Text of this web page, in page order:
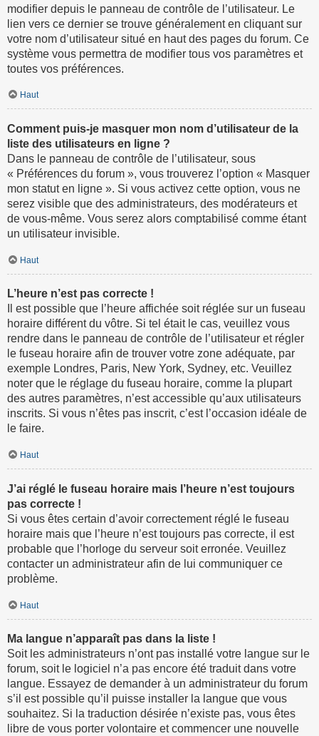
modifier depuis le panneau de contrôle de l’utilisateur. Le
lien vers ce dernier se trouve généralement en cliquant sur
votre nom d’utilisateur situé en haut des pages du forum. Ce
système vous permettra de modifier tous vos paramètres et
toutes vos préférences.
Haut
Comment puis-je masquer mon nom d’utilisateur de la
liste des utilisateurs en ligne ?
Dans le panneau de contrôle de l’utilisateur, sous
« Préférences du forum », vous trouverez l’option « Masquer
mon statut en ligne ». Si vous activez cette option, vous ne
serez visible que des administrateurs, des modérateurs et
de vous-même. Vous serez alors comptabilisé comme étant
un utilisateur invisible.
Haut
L’heure n’est pas correcte !
Il est possible que l’heure affichée soit réglée sur un fuseau
horaire différent du vôtre. Si tel était le cas, veuillez vous
rendre dans le panneau de contrôle de l’utilisateur et régler
le fuseau horaire afin de trouver votre zone adéquate, par
exemple Londres, Paris, New York, Sydney, etc. Veuillez
noter que le réglage du fuseau horaire, comme la plupart
des autres paramètres, n’est accessible qu’aux utilisateurs
inscrits. Si vous n’êtes pas inscrit, c’est l’occasion idéale de
le faire.
Haut
J’ai réglé le fuseau horaire mais l’heure n’est toujours
pas correcte !
Si vous êtes certain d’avoir correctement réglé le fuseau
horaire mais que l’heure n’est toujours pas correcte, il est
probable que l’horloge du serveur soit erronée. Veuillez
contacter un administrateur afin de lui communiquer ce
problème.
Haut
Ma langue n’apparaît pas dans la liste !
Soit les administrateurs n’ont pas installé votre langue sur le
forum, soit le logiciel n’a pas encore été traduit dans votre
langue. Essayez de demander à un administrateur du forum
s’il est possible qu’il puisse installer la langue que vous
souhaitez. Si la traduction désirée n’existe pas, vous êtes
libre de vous porter volontaire et commencer une nouvelle